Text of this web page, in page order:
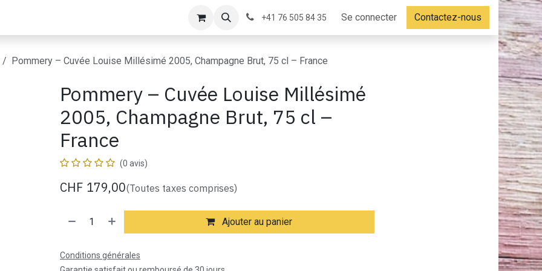
+41 76 505 84 35 Se connecter Contactez-nous
Pommery – Cuvée Louise Millésimé 2005, Champagne Brut, 75 cl – France
Pommery – Cuvée Louise Millésimé
2005, Champagne Brut, 75 cl –
France
(0 avis)
CHF 179,00(Toutes taxes comprises)
Ajouter au panier
Conditions générales